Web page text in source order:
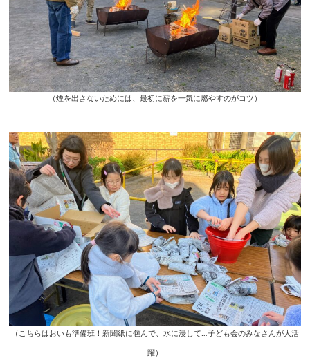
（煙を出さないためには、最初に薪を一気に燃やすのがコツ）
（こちらはおいも準備班！新聞紙に包んで、水に浸して…子ども会のみなさんが大活
躍）